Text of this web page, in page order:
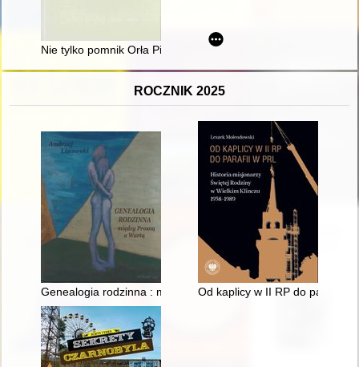
Nie tylko pomnik Orła Piastowskiego : rzeźby Tadeusza
ROCZNIK 2025
Genealogia rodzinna : między Prosną a WartąOd kaplicy w II RP do parafii w